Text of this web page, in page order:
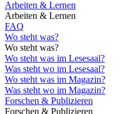
Arbeiten & Lernen
Arbeiten & Lernen
FAQ
Wo steht was?
Wo steht was?
Wo steht was im Lesesaal?
Was steht wo im Lesesaal?
Wo steht was im Magazin?
Was steht wo im Magazin?
Forschen & Publizieren
Forschen & Publizieren